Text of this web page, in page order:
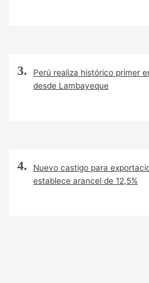
Perú realiza histórico primer
desde Lambayeque
Nuevo castigo para
establece arancel de 12,5%